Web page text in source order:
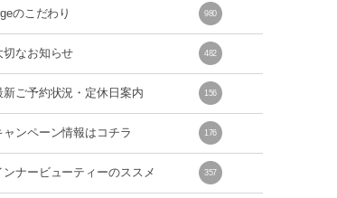
のこだわり 980
切なお知らせ 482
新ご予約状況・定休日案内 156
ャンペーン情報はコチラ 176
ンナービューティーのススメ 357